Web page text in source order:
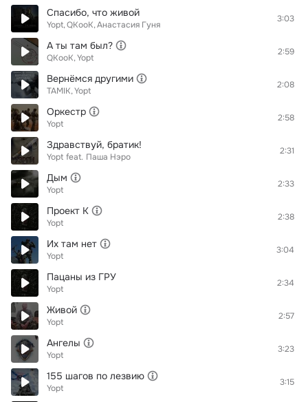
Спасибо, что живой
Yopt QKooK Анастасия Гуня
3:03
А ты там был?
QKooK Yopt
2:59
Вернёмся другими
TAMIK Yopt
2:08
Оркестр
Yopt
2:58
Здравствуй, братик!
Yopt feat. Паша Нэро
2:31
Дым
Yopt
2:33
Проект К
Yopt
2:38
Их там нет
Yopt
3:04
Пацаны из ГРУ
Yopt
2:34
Живой
Yopt
2:57
Ангелы
Yopt
3:23
155 шагов по лезвию
Yopt
3:15